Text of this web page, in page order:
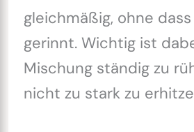
gleichmäßig, ohne dass
gerinnt. Wichtig ist
Mischung ständig zu
nicht zu stark zu